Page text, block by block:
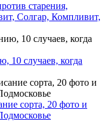
старения,
Солгар, Компливит,
10 случаев, когда
сорта, 20 фото и